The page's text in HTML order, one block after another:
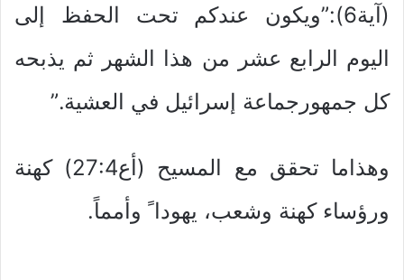
(آية6):”ويكون عندكم تحت الحفظ إلى
اليوم الرابع عشر من هذا الشهر ثم يذبحه
كل جمهورجماعة إسرائيل في العشية.”
وهذاما تحقق مع المسيح (أع27:4) كهنة
ورؤساء كهنة وشعب، يهودا ً وأمماً.